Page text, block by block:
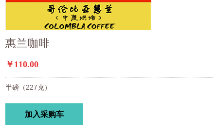
惠兰咖啡
￥110.00
半磅（227克）
加入采购车